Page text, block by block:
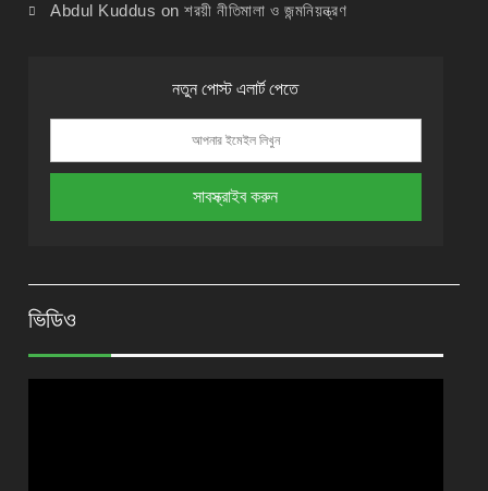
Abdul Kuddus onশরয়ী নীতিমালা ও জন্মনিয়ন্ত্রণ
নতুন পোস্ট এলার্ট পেতে
ভিডিও